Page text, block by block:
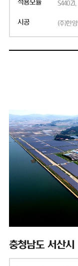
적용모듈 S440ZI,
시공 (주)한양
충청남도 서산시